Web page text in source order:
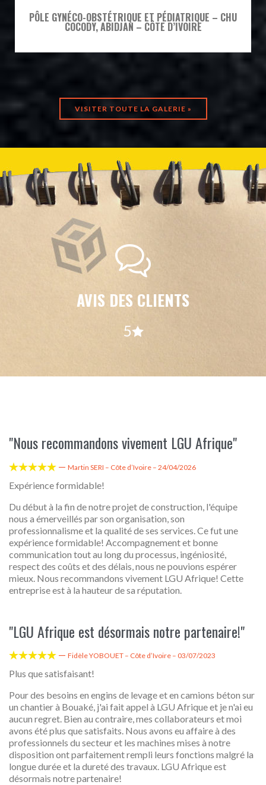
PÔLE GYNÉCO-OBSTÉTRIQUE ET PÉDIATRIQUE – CHU
COCODY, ABIDJAN – CÔTE D’IVOIRE
VISITER TOUTE LA GALERIE »

AVIS DES CLIENTS
5
"Nous recommandons vivement LGU Afrique"
 — Martin SERI – Côte d’Ivoire – 24/04/2026
Expérience formidable!
Du début à la fin de notre projet de construction, l'équipe
nous a émerveillés par son organisation, son
professionnalisme et la qualité de ses services. Ce fut une
expérience formidable! Accompagnement et bonne
communication tout au long du processus, ingéniosité,
respect des coûts et des délais, nous ne pouvions espérer
mieux. Nous recommandons vivement LGU Afrique! Cette
entreprise est à la hauteur de sa réputation.
"LGU Afrique est désormais notre partenaire!"
 — Fidèle YOBOUET – Côte d’Ivoire – 03/07/2023
Plus que satisfaisant!
Pour des besoins en engins de levage et en camions béton sur
un chantier à Bouaké, j'ai fait appel à LGU Afrique et je n'ai eu
aucun regret. Bien au contraire, mes collaborateurs et moi
avons été plus que satisfaits. Nous avons eu affaire à des
professionnels du secteur et les machines mises à notre
disposition ont parfaitement rempli leurs fonctions malgré la
longue durée et la dureté des travaux. LGU Afrique est
désormais notre partenaire!